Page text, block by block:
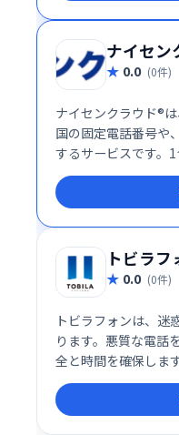
ナイセン
0.0 (0件)
ナイセンクラウド®
国の固定電話番号や
するサービスです。
号を統合管理でき
トビラフ
0.0 (0件)
トビラフォンは、迷
ります。悪質な電話
全と時間を確保しま
心の迷惑電話対策サ